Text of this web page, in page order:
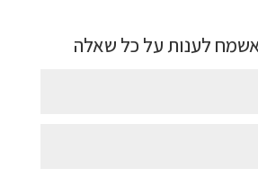
לענות על כל שאלה